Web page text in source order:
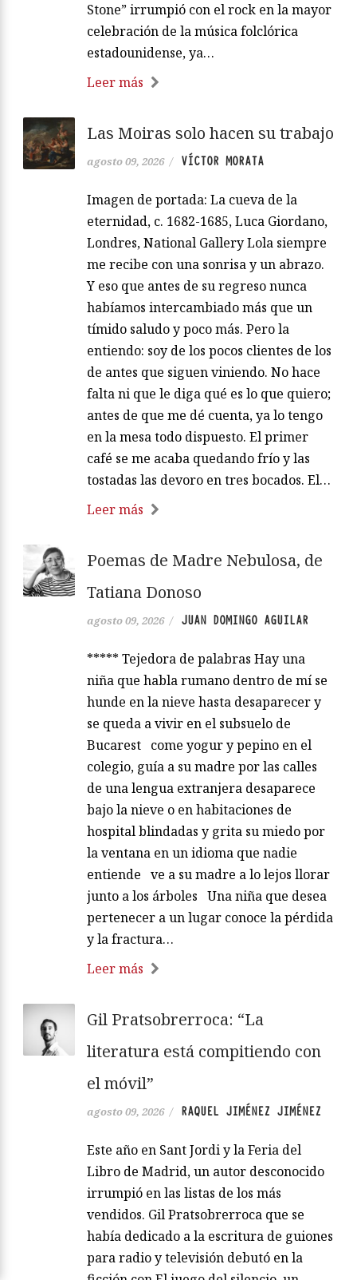
Stone” irrumpió con el rock en la mayor
celebración de la música folclórica
estadounidense, ya…
Leer más
Las Moiras solo hacen su trabajo
agosto 09, 2026 / VÍCTOR MORATA
Imagen de portada: La cueva de la
eternidad, c. 1682-1685, Luca Giordano,
Londres, National Gallery Lola siempre
me recibe con una sonrisa y un abrazo.
Y eso que antes de su regreso nunca
habíamos intercambiado más que un
tímido saludo y poco más. Pero la
entiendo: soy de los pocos clientes de los
de antes que siguen viniendo. No hace
falta ni que le diga qué es lo que quiero;
antes de que me dé cuenta, ya lo tengo
en la mesa todo dispuesto. El primer
café se me acaba quedando frío y las
tostadas las devoro en tres bocados. El…
Leer más
Poemas de Madre Nebulosa, de
Tatiana Donoso
agosto 09, 2026 / JUAN DOMINGO AGUILAR
***** Tejedora de palabras Hay una
niña que habla rumano dentro de mí se
hunde en la nieve hasta desaparecer y
se queda a vivir en el subsuelo de
Bucarest come yogur y pepino en el
colegio, guía a su madre por las calles
de una lengua extranjera desaparece
bajo la nieve o en habitaciones de
hospital blindadas y grita su miedo por
la ventana en un idioma que nadie
entiende ve a su madre a lo lejos llorar
junto a los árboles Una niña que desea
pertenecer a un lugar conoce la pérdida
y la fractura…
Leer más
Gil Pratsobrerroca: “La
literatura está compitiendo con
el móvil”
agosto 09, 2026 / RAQUEL JIMÉNEZ JIMÉNEZ
Este año en Sant Jordi y la Feria del
Libro de Madrid, un autor desconocido
irrumpió en las listas de los más
vendidos. Gil Pratsobrerroca que se
había dedicado a la escritura de guiones
para radio y televisión debutó en la